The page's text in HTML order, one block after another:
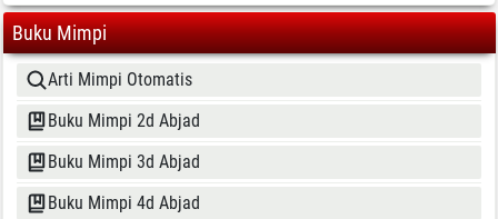
Buku Mimpi
Arti Mimpi Otomatis
Buku Mimpi 2d Abjad
Buku Mimpi 3d Abjad
Buku Mimpi 4d Abjad